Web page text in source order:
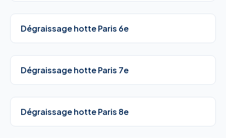
Dégraissage hotte Paris 6e
Dégraissage hotte Paris 7e
Dégraissage hotte Paris 8e